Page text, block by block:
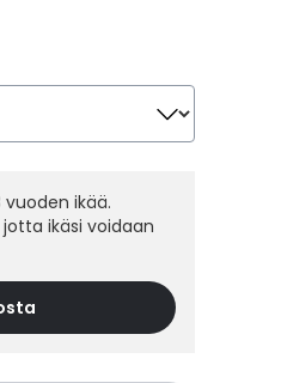
ikää.
ikäsi voidaan